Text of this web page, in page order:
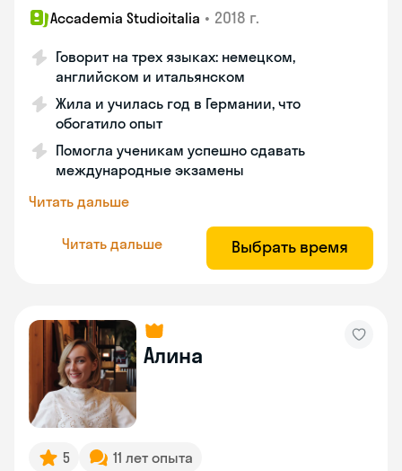
Accademia Studioitalia • 2018 г.
Говорит на трех языках: немецком,
английском и итальянском
Жила и училась год в Германии, что
обогатило опыт
Помогла ученикам успешно сдавать
международные экзамены
Читать дальше
Читать дальше Выбрать время
Алина
5 11 лет опыта